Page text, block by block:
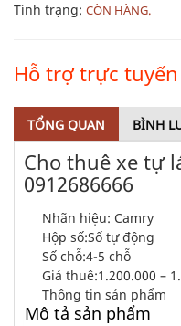
Tình trạng: CÒN HÀNG.
Hỗ trợ trực tuyến
TỔNG QUAN BÌNH
Cho thuê xe tự
0912686666
Nhãn hiệu: Camry
Hộp số:Số tự động
Số chỗ:4-5 chỗ
Giá thuê:1.200.000 –
Thông tin sản phẩm
Mô tả sản phẩm